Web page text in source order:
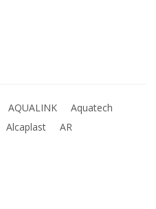
AQUALINK
Aquatech
Alcaplast AR